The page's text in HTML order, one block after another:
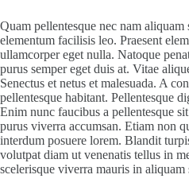
Quam pellentesque nec nam
elementum facilisis leo. Praesent
ullamcorper eget nulla. Natoque
purus semper eget duis at. Vitae
Senectus et netus et malesuada. A
pellentesque habitant. Pellentesque
Enim nunc faucibus a pellentesque
purus viverra accumsan. Etiam non
interdum posuere lorem. Blandit
volutpat diam ut venenatis tellus in
scelerisque viverra mauris in aliquam